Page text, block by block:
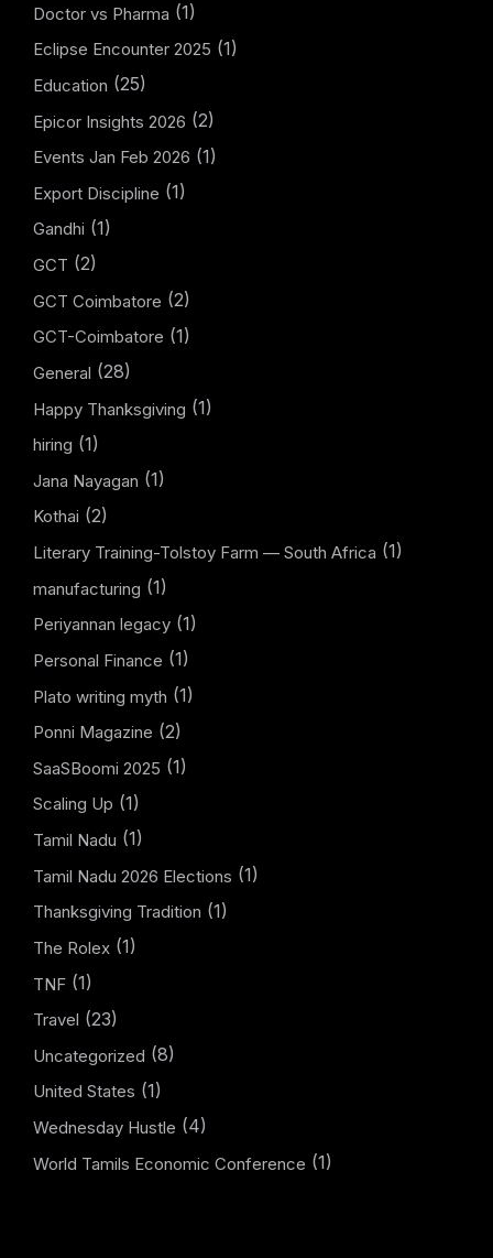
Doctor vs Pharma (1)
Eclipse Encounter 2025 (1)
Education (25)
Epicor Insights 2026 (2)
Events Jan Feb 2026 (1)
Export Discipline (1)
Gandhi (1)
GCT (2)
GCT Coimbatore (2)
GCT-Coimbatore (1)
General (28)
Happy Thanksgiving (1)
hiring (1)
Jana Nayagan (1)
Kothai (2)
Literary Training-Tolstoy Farm — South Africa (1)
manufacturing (1)
Periyannan legacy (1)
Personal Finance (1)
Plato writing myth (1)
Ponni Magazine (2)
SaaSBoomi 2025 (1)
Scaling Up (1)
Tamil Nadu (1)
Tamil Nadu 2026 Elections (1)
Thanksgiving Tradition (1)
The Rolex (1)
TNF (1)
Travel (23)
Uncategorized (8)
United States (1)
Wednesday Hustle (4)
World Tamils Economic Conference (1)